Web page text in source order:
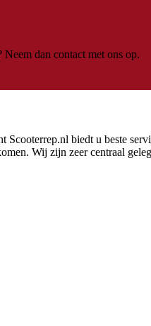
dan contact met ons op.
biedt u beste
Wij zijn zeer centraal